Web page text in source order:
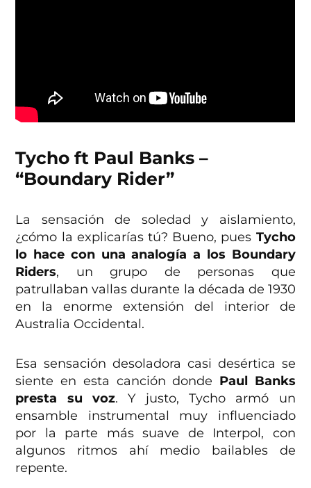
Tycho ft Paul Banks –
“Boundary Rider”
La sensación de soledad y aislamiento,
¿cómo la explicarías tú? Bueno, pues Tycho
lo hace con una analogía a los Boundary
Riders, un grupo de personas que
patrullaban vallas durante la década de 1930
en la enorme extensión del interior de
Australia Occidental.
Esa sensación desoladora casi desértica se
siente en esta canción donde Paul Banks
presta su voz. Y justo, Tycho armó un
ensamble instrumental muy influenciado
por la parte más suave de Interpol, con
algunos ritmos ahí medio bailables de
repente.